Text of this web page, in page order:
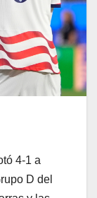
4-1 a
D del